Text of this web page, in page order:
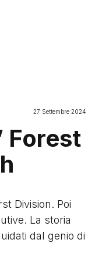
27 Settembre 2024
Forest
Division. Poi
La storia
dal genio di